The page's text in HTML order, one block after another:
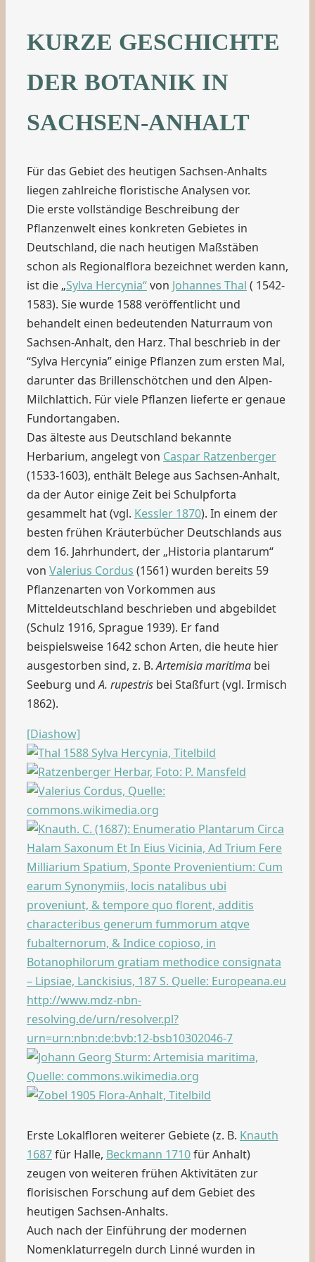
KURZE GESCHICHTE
DER BOTANIK IN
SACHSEN-ANHALT
Für das Gebiet des heutigen Sachsen-Anhalts
liegen zahlreiche floristische Analysen vor.
Die erste vollständige Beschreibung der
Pflanzenwelt eines konkreten Gebietes in
Deutschland, die nach heutigen Maßstäben
schon als Regionalflora bezeichnet werden kann,
ist die „Sylva Hercynia“von Johannes Thal ( 1542-
1583). Sie wurde 1588 veröffentlicht und
behandelt einen bedeutenden Naturraum von
Sachsen-Anhalt, den Harz. Thal beschrieb in der
“Sylva Hercynia” einige Pflanzen zum ersten Mal,
darunter das Brillenschötchen und den Alpen-
Milchlattich. Für viele Pflanzen lieferte er genaue
Fundortangaben.
Das älteste aus Deutschland bekannte
Herbarium, angelegt von Caspar Ratzenberger
(1533-1603), enthält Belege aus Sachsen-Anhalt,
da der Autor einige Zeit bei Schulpforta
gesammelt hat (vgl. Kessler 1870). In einem der
besten frühen Kräuterbücher Deutschlands aus
dem 16. Jahrhundert, der „Historia plantarum“
von Valerius Cordus (1561) wurden bereits 59
Pflanzenarten von Vorkommen aus
Mitteldeutschland beschrieben und abgebildet
(Schulz 1916, Sprague 1939). Er fand
beispielsweise 1642 schon Arten, die heute hier
ausgestorben sind, z. B.Artemisia maritima bei
Seeburg undA. rupestris bei Staßfurt (vgl. Irmisch
1862).
[Diashow]
Erste Lokalfloren weiterer Gebiete (z. B. Knauth
1687für Halle, Beckmann 1710für Anhalt)
zeugen von weiteren frühen Aktivitäten zur
florisischen Forschung auf dem Gebiet des
heutigen Sachsen-Anhalts.
Auch nach der Einführung der modernen
Nomenklaturregeln durch Linné wurden in